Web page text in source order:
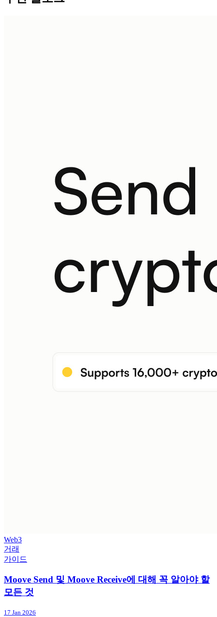
Web3
거래
가이드
Moove Send 및 Moove Receive에 대해 꼭 알아야 할
모든 것
17 Jan 2026